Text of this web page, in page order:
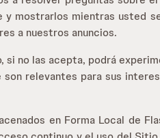
mostrarlos mientras usted
a nuestros anuncios.
no las acepta, podrá
relevantes para sus
en Forma Local de